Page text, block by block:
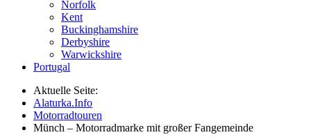
Norfolk
Kent
Buckinghamshire
Derbyshire
Warwickshire
Portugal
Aktuelle Seite:
Alaturka.Info
Motorradtouren
Münch – Motorradmarke mit großer Fangemeinde